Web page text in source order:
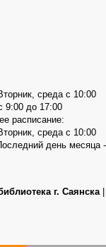
среда с 10:00
9:00 до 17:00
расписание:
среда с 10:00
день месяца -
г. Саянска